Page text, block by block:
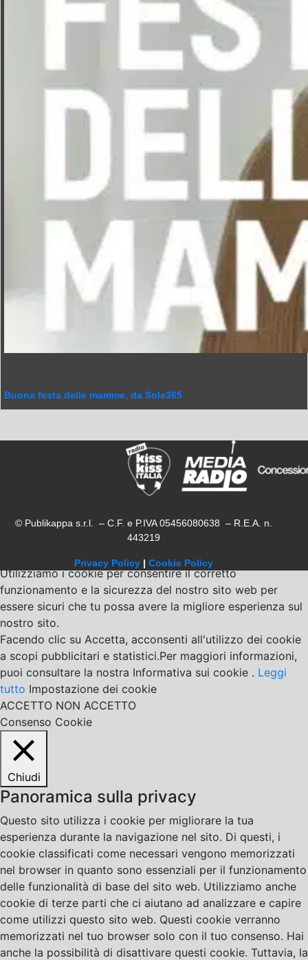
Buona festa delle mamme, da Sole365
© Publikappa s.r.l. – C.F. e P.IVA 05456080638 – R.E.A. n.
443219
Privacy Policy | Cookie Policy
Utilizziamo i cookie per consentire il corretto
funzionamento e la sicurezza del nostro sito web per
essere sicuri che tu possa avere la migliore esperienza sul
nostro sito.
Facendo clic su Accetta, acconsenti all'utilizzo dei cookie
a scopi pubblicitari e statistici.Per maggiori informazioni,
puoi consultare la nostra Informativa sui cookie . Leggi
tutto Impostazione dei cookie
ACCETTO NON ACCETTO
Consenso Cookie
Chiudi
Panoramica sulla privacy
Questo sito utilizza i cookie per migliorare la tua
esperienza durante la navigazione nel sito. Di questi, i
cookie classificati come necessari vengono memorizzati
nel browser in quanto sono essenziali per il funzionamento
delle funzionalità di base del sito web. Utilizziamo anche
cookie di terze parti che ci aiutano ad analizzare e capire
come utilizzi questo sito web. Questi cookie verranno
memorizzati nel tuo browser solo con il tuo consenso. Hai
anche la possibilità di disattivare questi cookie. Tuttavia, la